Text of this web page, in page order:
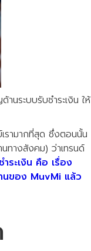
นระบบรับชำระเงิน ให้
เรามากที่สุด ซึ่งตอนนั้น
ทางสังคม) ว่าเทรนด์
ระเงิน คือ เรื่อง
นของ MuvMi แล้ว